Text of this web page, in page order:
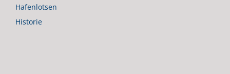
Hafenlotsen
Historie